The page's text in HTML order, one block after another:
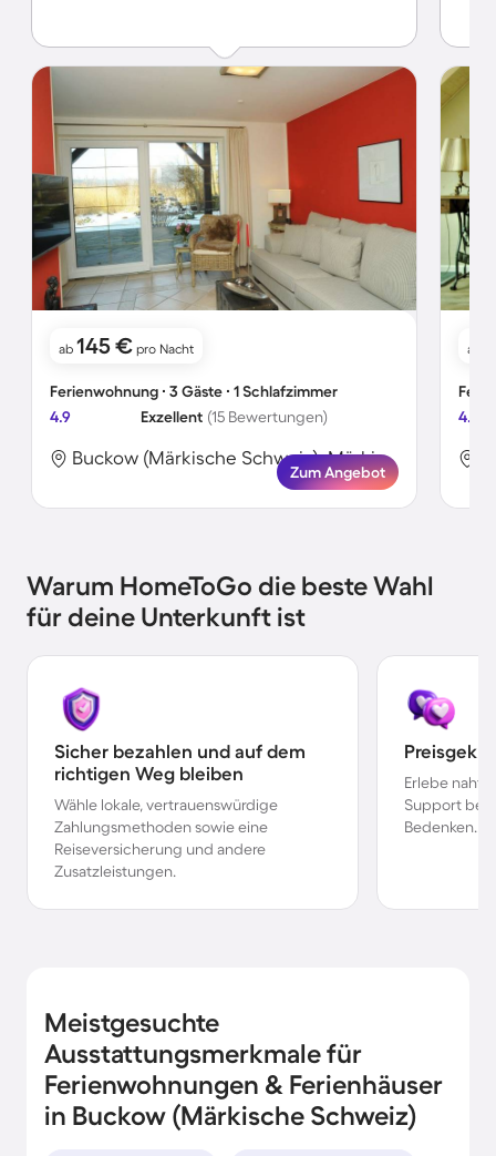
ab 145 € pro Nacht
Ferienwohnung ∙ 3 Gäste ∙ 1 Schlafzimmer
4.9
Exzellent (15 Bewertungen)
Buckow (Märkische Schweiz), Märkisch-Oderland, Deutschland
Zum Angebot
ab
4.6
Warum HomeToGo die beste Wahl
für deine Unterkunft ist
Sicher bezahlen und auf dem
richtigen Weg bleiben
Wähle lokale, vertrauenswürdige
Zahlungsmethoden sowie eine
Reiseversicherung und andere
Zusatzleistungen.
Erlebe
Support bei
Bedenken.
Meistgesuchte
Ausstattungsmerkmale für
Ferienwohnungen & Ferienhäuser
in Buckow (Märkische Schweiz)